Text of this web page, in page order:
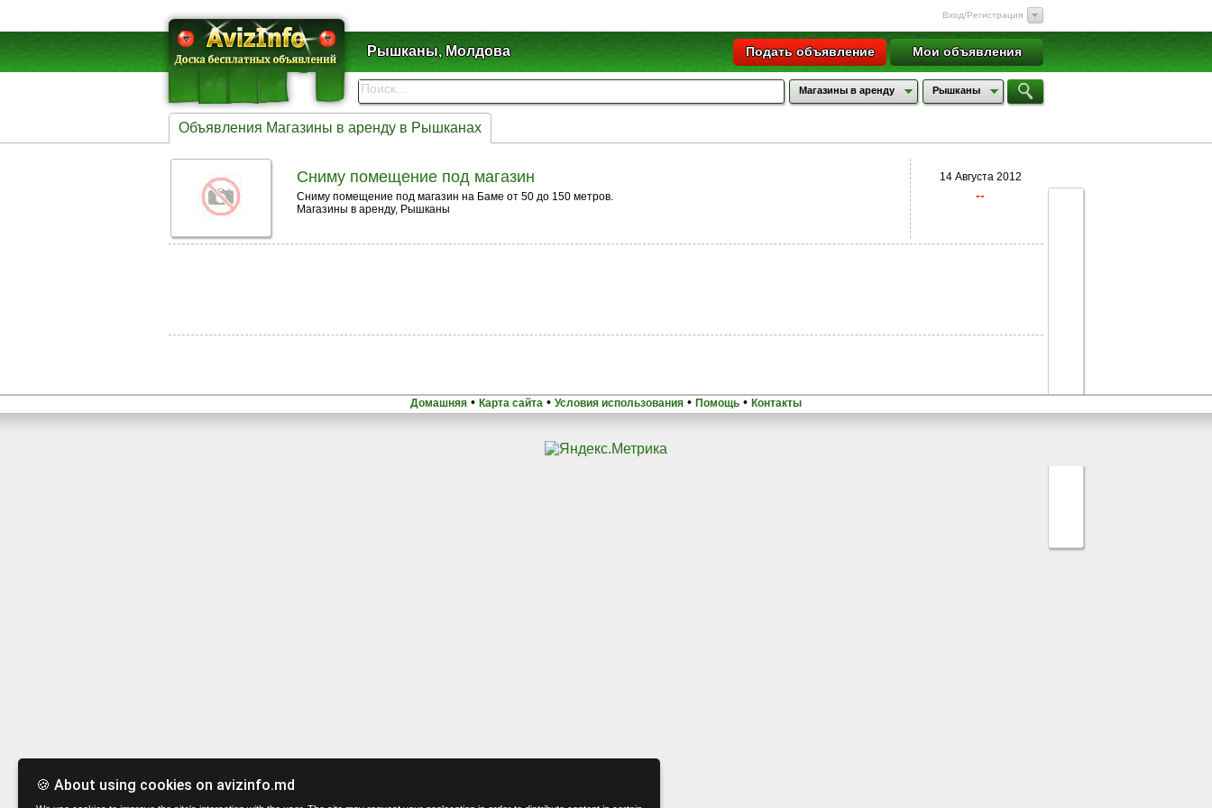
Вход/Регистрация
Рышканы, Молдова Мои объявления
Подать объявление
Магазины в аренду Рышканы
Объявления Магазины в аренду в Рышканах
Сниму помещение под магазин
Сниму помещение под магазин на Баме от 50 до 150 метров.
Магазины в аренду, Рышканы
14 Августа 2012
--
Домашняя • Карта сайта • Условия использования • Помощь • Контакты
🍪 About using cookies on avizinfo.md